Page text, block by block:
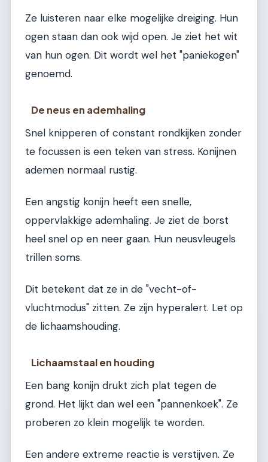
Ze luisteren naar elke mogelijke dreiging. Hun
ogen staan dan ook wijd open. Je ziet het wit
van hun ogen. Dit wordt wel het "paniekogen"
genoemd.
De neus en ademhaling
Snel knipperen of constant rondkijken zonder
te focussen is een teken van stress. Konijnen
ademen normaal rustig.
Een angstig konijn heeft een snelle,
oppervlakkige ademhaling. Je ziet de borst
heel snel op en neer gaan. Hun neusvleugels
trillen soms.
Dit betekent dat ze in de "vecht-of-
vluchtmodus" zitten. Ze zijn hyperalert. Let op
de lichaamshouding.
Lichaamstaal en houding
Een bang konijn drukt zich plat tegen de
grond. Het lijkt dan wel een "pannenkoek". Ze
proberen zo klein mogelijk te worden.
Een andere extreme reactie is verstijven. Ze